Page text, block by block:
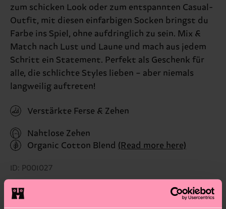
zum schicken Look oder zum entspannten Casual-
Outfit, mit diesen einfarbigen Socken bringst du
Farbe ins Spiel, ohne aufdringlich zu sein. Mix &
Match nach Lust und Laune und mach aus jedem
Schritt ein Statement. Perfekt als Geschenk für
alle, die schlichte Styles lieben – aber niemals
langweilig auftreten!
Verstärkte Ferse & Zehen
Nahtlose Zehen
Organic Cotton Blend (Read more here)
ID: P001027
Materials